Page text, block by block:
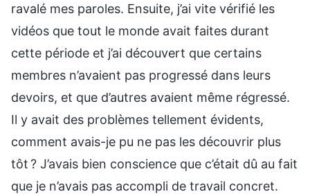
ravalé mes paroles. Ensuite, j’ai vite vérifié les
vidéos que tout le monde avait faites durant
cette période et j’ai découvert que certains
membres n’avaient pas progressé dans leurs
devoirs, et que d’autres avaient même régressé.
Il y avait des problèmes tellement évidents,
comment avais-je pu ne pas les découvrir plus
tôt ? J’avais bien conscience que c’était dû au fait
que je n’avais pas accompli de travail concret.